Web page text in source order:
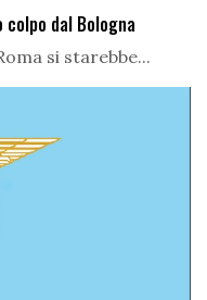
dal Bologna
si starebbe...